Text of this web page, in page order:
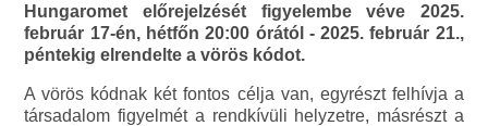
Hungaromet előrejelzését figyelembe véve 2025.
február 17-én, hétfőn 20:00 órától - 2025. február 21.,
péntekig elrendelte a vörös kódot.
A vörös kódnak két fontos célja van, egyrészt felhívja a
társadalom figyelmét a rendkívüli helyzetre, másrészt a